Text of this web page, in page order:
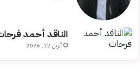
الناقد أحمد
أبريل 12, 2026